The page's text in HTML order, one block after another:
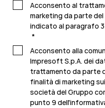
Acconsento al
marketing da parte del
indicato al paragrafo
*
Acconsento alla
Impresoft S.p.A. dei
trattamento da parte
finalità di marketing
società del Gruppo
punto 9 dell'